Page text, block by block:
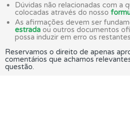
Dúvidas não relacionadas com a
colocadas através do nosso
As afirmações devem ser
estrada ou outros documentos
possa induzir em erro os
Reservamos o direito de apenas
comentários que achamos
questão.